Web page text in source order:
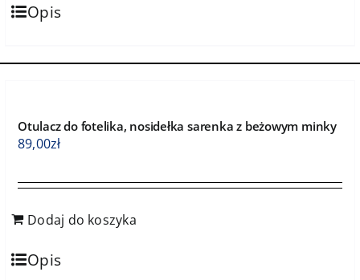
Opis
Otulacz do fotelika, nosidełka sarenka z beżowym minky
89,00zł
Dodaj do koszyka
Opis